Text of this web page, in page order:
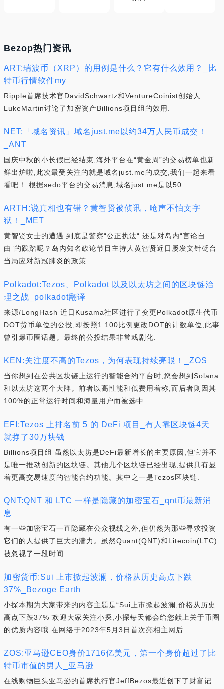
Bezop热门资讯
ART:瑞波币（XRP）的用例是什么？它有什么效用？_比
特币行情软件my
Ripple首席技术官DavidSchwartz和VentureCoinist创始人
LukeMartin讨论了加密资产Billions项目组的效用.
NET:「域名资讯」域名just.me以约34万人民币成交！
_ANT
国庆中秋的小长假已经结束,海外平台在“黄金周”的交易榜单也新
鲜出炉啦,此次最受关注的就是域名just.me的成交,我们一起来看
看吧！ 根据sedo平台的交易消息,域名just.me是以50.
ARTH:说真相也有错？黄智贤被侦讯，呛声不怕文字
狱！_MET
黄智贤女士的遭遇 到底是警察“公正执法“ 还是对岛内“言论自
由”的践踏呢？岛内知名政论节目主持人黄智贤近日屡发文针砭台
当局应对新冠肺炎的政策.
Polkadot:Tezos、Polkadot 以及以太坊之间的区块链治
理之战_polkadot翻译
来源/LongHash 近日Kusama社区进行了变更Polkadot原生代币
DOT货币单位的公投,即按照1:100比例更改DOT的计数单位,此事
曾引爆币圈话题。最终的公投结果非常戏剧化.
KEN:关注度不高的Tezos，为何表现持续亮眼！_ZOS
当你想到在公共区块链上运行的智能合约平台时,您会想到Solana
和以太坊这两个大牌。前者以高性能和低费用着称,而后者则因其
100%的正常运行时间和海量用户而被选中.
EFI:Tezos 上排名前 5 的 DeFi 项目_有人靠区块链4天
就挣了30万块钱
Billions项目组 虽然以太坊是DeFi最新增长的主要原因,但它并不
是唯一推动创新的区块链。其他几个区块链已经出现,提供具有显
着更高交易速度的智能合约功能。其中之一是Tezos区块链.
QNT:QNT 和 LTC 一样是隐藏的加密宝石_qnt币最新消
息
有一些加密宝石一直隐藏在公众视线之外,但仍然为那些寻求投资
它们的人提供了巨大的潜力。虽然Quant(QNT)和Litecoin(LTC)
被忽视了一段时间.
加密货币:Sui 上市掀起波澜，价格从历史高点下跌
37%_Bezoge Earth
小探本期为大家带来的内容主题是“Sui上市掀起波澜,价格从历史
高点下跌37%”欢迎大家关注小探,小探每天都会给您献上关于币圈
的优质内容哦 在网络于2023年5月3日首次亮相主网后.
ZOS:亚马逊CEO身价1716亿美元，第一个身价超过了比
特币市值的男人_亚马逊
在线购物巨头亚马逊的首席执行官JeffBezos最近创下了财富记